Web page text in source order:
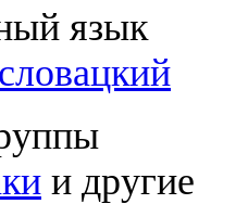
язык
словацкий
и другие